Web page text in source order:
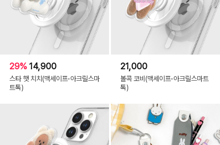
29% 14,900
스타 햇 치치(맥세이프-아크릴스마
트톡)
21,000
볼콕 코비(맥세이프-아크릴스마트
톡)